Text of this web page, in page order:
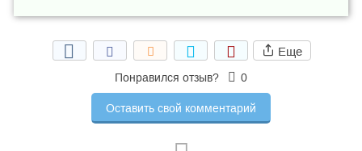
Еще
Понравился отзыв? 0
Оставить свой комментарий